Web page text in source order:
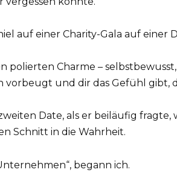
auf einer Charity-Gala auf einer
polierten Charme –
vorbeugt und dir das Gefühl gibt,
Date, als er beiläufig
Schnitt in die Wahrheit.
begann ich.